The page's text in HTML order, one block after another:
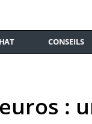
CONSEILS
: